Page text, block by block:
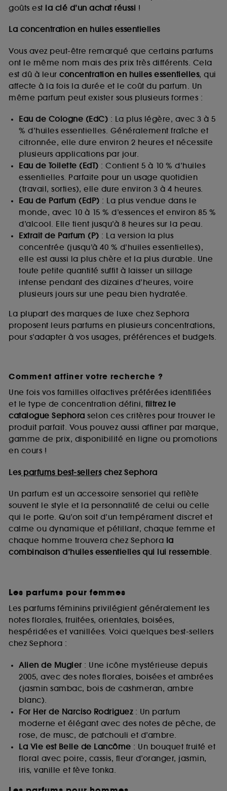
goûts est la clé d’un achat réussi !
La concentration en huiles essentielles
Vous avez peut-être remarqué que certains parfums
ont le même nom mais des prix très différents. Cela
est dû à leur concentration en huiles essentielles, qui
affecte à la fois la durée et le coût du parfum. Un
même parfum peut exister sous plusieurs formes :
Eau de Cologne (EdC) : La plus légère, avec 3 à 5
% d’huiles essentielles. Généralement fraîche et
citronnée, elle dure environ 2 heures et nécessite
plusieurs applications par jour.
Eau de Toilette (EdT) : Contient 5 à 10 % d’huiles
essentielles. Parfaite pour un usage quotidien
(travail, sorties), elle dure environ 3 à 4 heures.
Eau de Parfum (EdP) : La plus vendue dans le
monde, avec 10 à 15 % d’essences et environ 85 %
d’alcool. Elle tient jusqu’à 8 heures sur la peau.
Extrait de Parfum (P) : La version la plus
concentrée (jusqu’à 40 % d’huiles essentielles),
elle est aussi la plus chère et la plus durable. Une
toute petite quantité suffit à laisser un sillage
intense pendant des dizaines d’heures, voire
plusieurs jours sur une peau bien hydratée.
La plupart des marques de luxe chez Sephora
proposent leurs parfums en plusieurs concentrations,
pour s’adapter à vos usages, préférences et budgets.
Comment affiner votre recherche ?
Une fois vos familles olfactives préférées identifiées
et le type de concentration défini, filtrez le
catalogue Sephora selon ces critères pour trouver le
produit parfait. Vous pouvez aussi affiner par marque,
gamme de prix, disponibilité en ligne ou promotions
en cours !
Lesparfums best-sellerschez Sephora
Un parfum est un accessoire sensoriel qui reflète
souvent le style et la personnalité de celui ou celle
qui le porte. Qu’on soit d’un tempérament discret et
calme ou dynamique et pétillant, chaque femme et
chaque homme trouvera chez Sephora la
combinaison d’huiles essentielles qui lui ressemble.
Les parfums pour femmes
Les parfums féminins privilégient généralement les
notes florales, fruitées, orientales, boisées,
hespéridées et vanillées. Voici quelques best-sellers
chez Sephora :
Alien de Mugler: Une icône mystérieuse depuis
2005, avec des notes florales, boisées et ambrées
(jasmin sambac, bois de cashmeran, ambre
blanc).
For Her de Narciso Rodriguez: Un parfum
moderne et élégant avec des notes de pêche, de
rose, de musc, de patchouli et d’ambre.
La Vie est Belle de Lancôme : Un bouquet fruité et
floral avec poire, cassis, fleur d’oranger, jasmin,
iris, vanille et fève tonka.